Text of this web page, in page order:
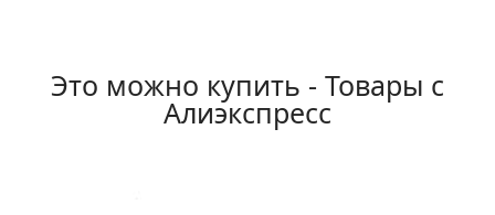
Это можно купить - Товары с
Алиэкспресс